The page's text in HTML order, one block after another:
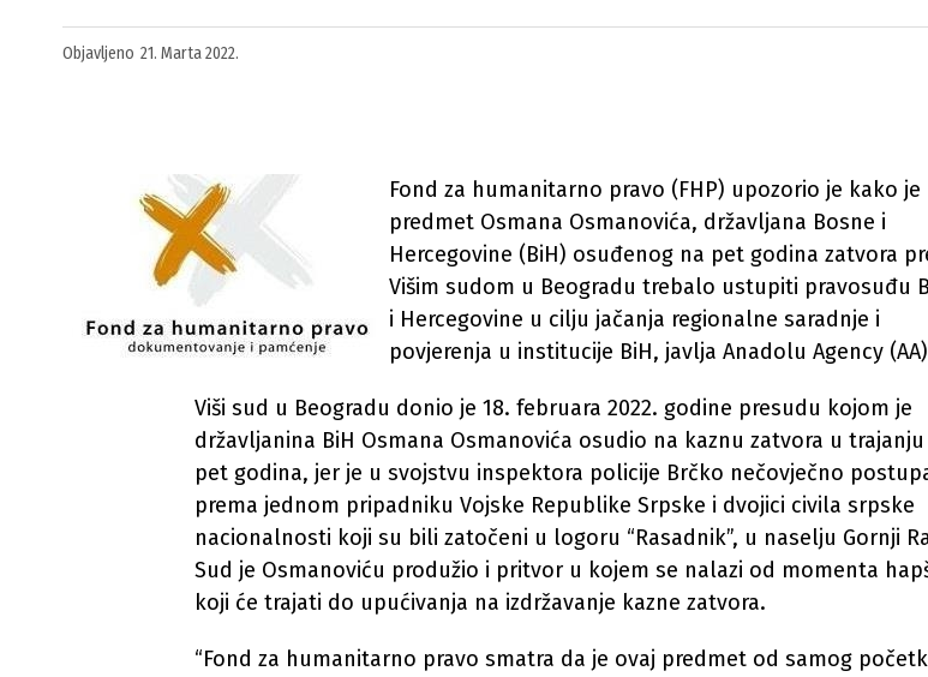
Objavljeno 21. Marta 2022.
Fond za humanitarno pravo (FHP) upozorio je kako je
predmet Osmana Osmanovića, državljana Bosne i
Hercegovine (BiH) osuđenog na pet godina zatvora
Višim sudom u Beogradu trebalo ustupiti pravosuđu
i Hercegovine u cilju jačanja regionalne saradnje i
povjerenja u institucije BiH, javlja Anadolu Agency
Viši sud u Beogradu donio je 18. februara 2022. godine presudu kojom je
državljanina BiH Osmana Osmanovića osudio na kaznu zatvora u
pet godina, jer je u svojstvu inspektora policije Brčko nečovječno
prema jednom pripadniku Vojske Republike Srpske i dvojici civila srpske
nacionalnosti koji su bili zatočeni u logoru “Rasadnik”, u naselju Gornji
Sud je Osmanoviću produžio i pritvor u kojem se nalazi od momenta
koji će trajati do upućivanja na izdržavanje kazne zatvora.
“Fond za humanitarno pravo smatra da je ovaj predmet od samog